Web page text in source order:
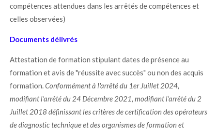
compétences attendues dans les arrêtés de compétences et
celles observées)
Documents délivrés
Attestation de formation stipulant dates de présence au
formation et avis de "réussite avec succès" ou non des acquis
formation.Conformément à l'arrêté du 1er Juillet 2024,
modifiant l'arrêté du 24 Décembre 2021, modifiant l’arrêté du 2
Juillet 2018 définissant les critères de certification des opérateurs
de diagnostic technique et des organismes de formation et